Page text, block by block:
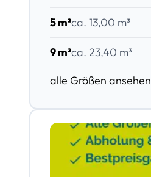
5 m²ca. 13,00 m³
9 m²ca. 23,40 m³
alle Größen ansehen